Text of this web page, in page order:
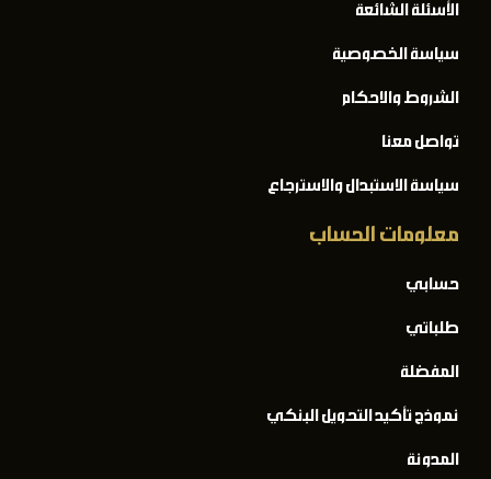
الأسئلة الشائعة
سياسة الخصوصية
الشروط والاحكام
تواصل معنا
سياسة الاستبدال والاسترجاع
معلومات الحساب
حسابي
طلباتي
المفضلة
نموذج تأكيد التحويل البنكي
المدونة